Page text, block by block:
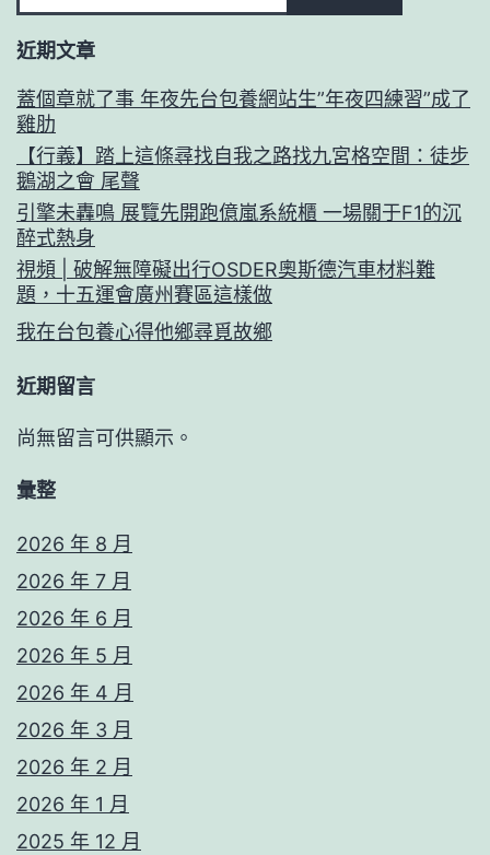
近期文章
蓋個章就了事 年夜先台包養網站生”年夜四練習”成了
雞肋
【行義】踏上這條尋找自我之路找九宮格空間：徒步
鵝湖之會 尾聲
引擎未轟鳴 展覽先開跑億嵐系統櫃 一場關于F1的沉
醉式熱身
視頻 | 破解無障礙出行OSDER奧斯德汽車材料難
題，十五運會廣州賽區這樣做
我在台包養心得他鄉尋覓故鄉
近期留言
尚無留言可供顯示。
彙整
2026 年 8 月
2026 年 7 月
2026 年 6 月
2026 年 5 月
2026 年 4 月
2026 年 3 月
2026 年 2 月
2026 年 1 月
2025 年 12 月